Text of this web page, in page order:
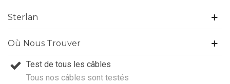
Sterlan
Où Nous Trouver
Test de tous les câbles
Tous nos câbles sont testés